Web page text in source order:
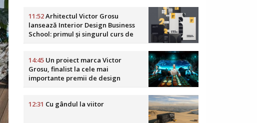
11:52Arhitectul Victor Grosu
lansează Interior Design Business
School: primul și singurul curs de
business în design interior din
14:45 Un proiect marca Victor
Grosu, finalist la cele mai
importante premii de design
HoReCa din lume
12:31 Cu gândul la viitor